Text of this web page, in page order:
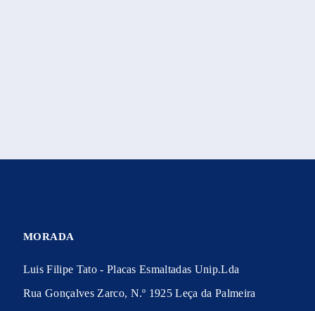
MORADA
Luis Filipe Tato - Placas Esmaltadas Unip.Lda
Rua Gonçalves Zarco, N.º 1925 Leça da Palmeira